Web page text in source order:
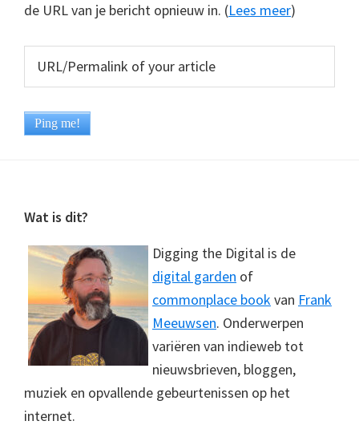
de URL van je bericht opnieuw in. (Lees meer)
Footer
Wat is dit?
Digging the Digital is de
digital garden of
commonplace bookvan Frank
Meeuwsen. Onderwerpen
variëren van indieweb tot
nieuwsbrieven, bloggen,
muziek en opvallende gebeurtenissen op het
internet.